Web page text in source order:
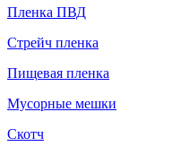
Пленка ПВД
Стрейч пленка
Пищевая пленка
Мусорные мешки
Скотч